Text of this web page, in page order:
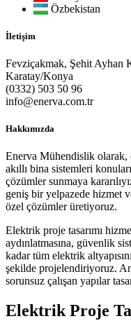
Özbekistan
İletişim
Fevziçakmak, Şehit Ayhan
Karatay/Konya
(0332) 503 50 96
info@enerva.com.tr
Hakkımızda
Enerva Mühendislik olarak,
akıllı bina sistemleri
çözümler sunmaya
geniş bir yelpazede hizmet
özel çözümler üretiyoruz.
Elektrik proje tasarımı
aydınlatmasına, güvenlik
kadar tüm elektrik
şekilde projelendiriyoruz.
sorunsuz çalışan yapılar
Elektrik Proje